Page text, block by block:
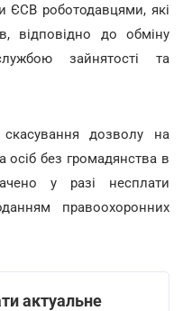
ЄСВ роботодавцями, які
відповідно до обміну
зайнятості та
дозволу на
осіб без громадянства в
у разі несплати
правоохоронних
актуальне